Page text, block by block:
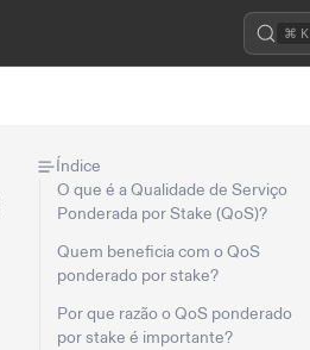
⌘ K
Índice
O que é a Qualidade de Serviço
Ponderada por Stake (QoS)?
Quem beneficia com o QoS
ponderado por stake?
Por que razão o QoS ponderado
por stake é importante?